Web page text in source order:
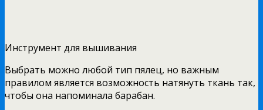
Инструмент для вышивания
Выбрать можно любой тип пялец, но важным
правилом является возможность натянуть ткань так,
чтобы она напоминала барабан.